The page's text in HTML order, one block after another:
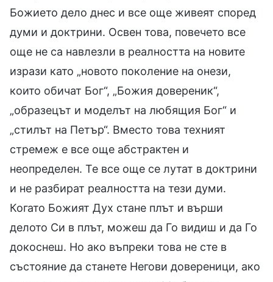
Божието дело днес и все още живеят според
думи и доктрини. Освен това, повечето все
още не са навлезли в реалността на новите
изрази като „новото поколение на онези,
които обичат Бог“, „Божия довереник“,
„образецът и моделът на любящия Бог“ и
„стилът на Петър“. Вместо това техният
стремеж е все още абстрактен и
неопределен. Те все още се лутат в доктрини
и не разбират реалността на тези думи.
Когато Божият Дух стане плът и върши
делото Си в плът, можеш да Го видиш и да Го
докоснеш. Но ако въпреки това не сте в
състояние да станете Негови довереници, ако